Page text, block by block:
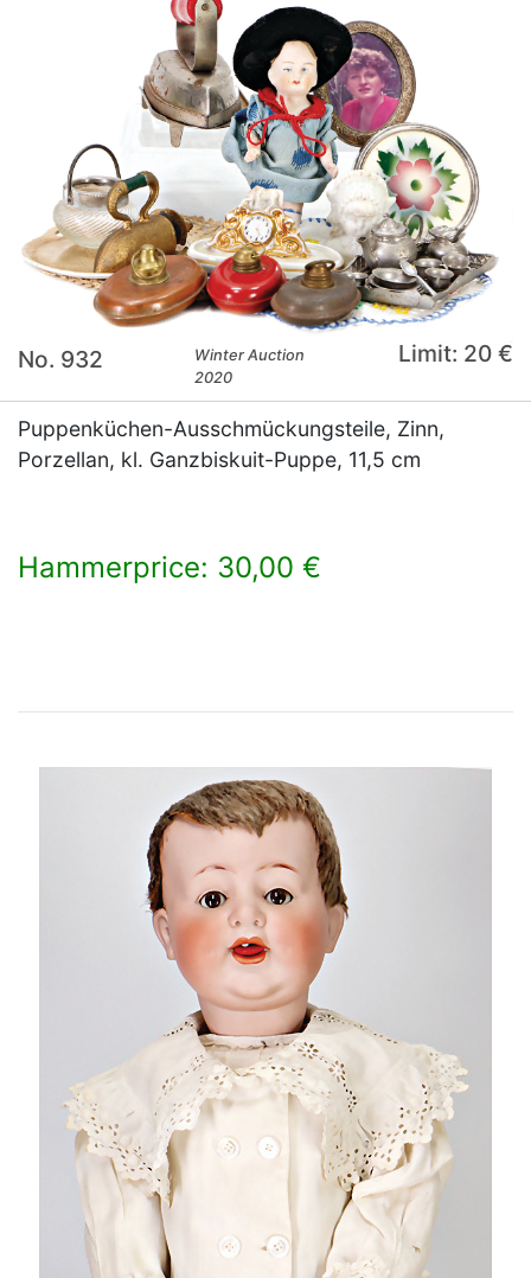
No. 932
Winter Auction
2020
Limit: 20 €
Puppenküchen-Ausschmückungsteile, Zinn,
Porzellan, kl. Ganzbiskuit-Puppe, 11,5 cm
Hammerprice: 30,00 €